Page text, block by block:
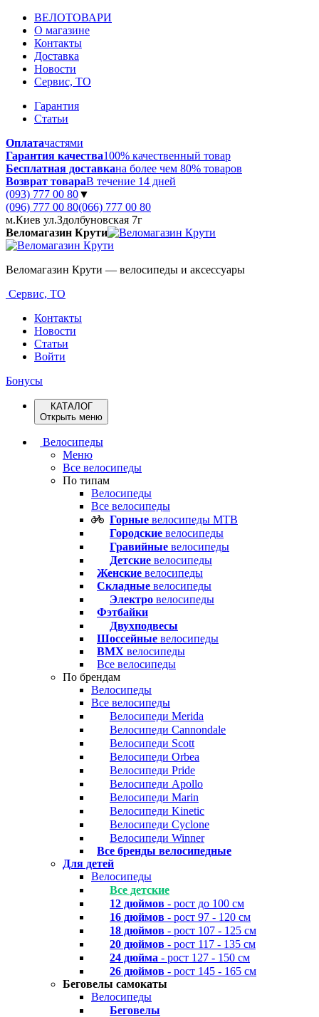
ВЕЛОТОВАРИ
О магазине
Контакты
Доставка
Новости
Сервис, ТО
Гарантия
Статьи
Оплатачастями
Гарантия качества100% качественный товар
Бесплатная доставкана более чем 80% товаров
Возврат товараВ течение 14 дней
(093) 777 00 80▼
(096) 777 00 80(066) 777 00 80
м.Киев ул.Здолбуновская 7г
Веломагазин Крути
Веломагазин Крути — велосипеды и аксессуары
Сервис, ТО
Контакты
Новости
Статьи
Войти
Бонусы
КАТАЛОГ
Открыть меню
Велосипеды
Меню
Все велосипеды
По типам
Велосипеды
Все велосипеды
Горные велосипеды MTB
Городские велосипеды
Гравийные велосипеды
Детские велосипеды
Женские велосипеды
Складные велосипеды
Электро велосипеды
Фэтбайки
Двухподвесы
Шоссейные велосипеды
BMX велосипеды
Все велосипеды
По брендам
Велосипеды
Все велосипеды
Велосипеди Merida
Велосипеди Cannondale
Велосипеди Scott
Велосипеди Orbea
Велосипеди Pride
Велосипеди Apollo
Велосипеди Marin
Велосипеди Kinetic
Велосипеди Cyclone
Велосипеди Winner
Все бренды велосипедные
Для детей
Велосипеды
Все детские
12 дюймов - рост до 100 см
16 дюймов - рост 97 - 120 см
18 дюймов - рост 107 - 125 см
20 дюймов - рост 117 - 135 см
24 дюйма - рост 127 - 150 см
26 дюймов - рост 145 - 165 см
Беговелы самокаты
Велосипеды
Беговелы